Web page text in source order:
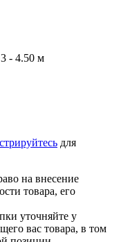
- 4.50 м
для
на внесение
товара, его
уточняйте у
вас товара, в том